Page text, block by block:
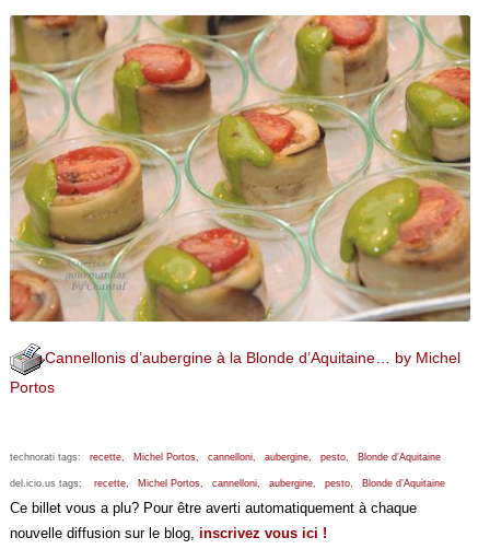
Cannellonis d’aubergine à la Blonde d’Aquitaine… by Michel
Portos
technorati tags: recette, Michel Portos, cannelloni, aubergine, pesto, Blonde d’Aquitaine
del.icio.us tags: recette, Michel Portos, cannelloni, aubergine, pesto, Blonde d’Aquitaine
Ce billet vous a plu? Pour être averti automatiquement à chaque
nouvelle diffusion sur le blog, inscrivez vous ici !